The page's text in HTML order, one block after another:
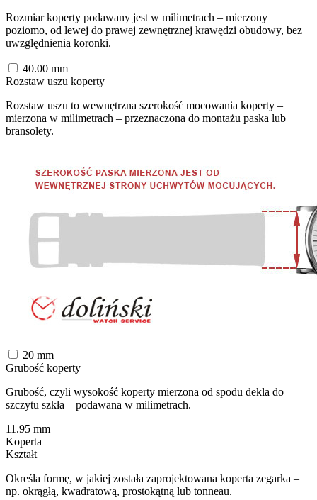
Rozmiar koperty podawany jest w milimetrach – mierzony
poziomo, od lewej do prawej zewnętrznej krawędzi obudowy, bez
uwzględnienia koronki.
40.00 mm
Rozstaw uszu koperty
Rozstaw uszu to wewnętrzna szerokość mocowania koperty –
mierzona w milimetrach – przeznaczona do montażu paska lub
bransolety.
20 mm
Grubość koperty
Grubość, czyli wysokość koperty mierzona od spodu dekla do
szczytu szkła – podawana w milimetrach.
11.95 mm
Koperta
Kształt
Określa formę, w jakiej została zaprojektowana koperta zegarka –
np. okrągłą, kwadratową, prostokątną lub tonneau.